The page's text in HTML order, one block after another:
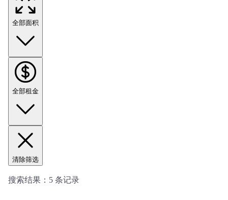
全部面积
全部租金
清除筛选
搜索结果： 5 条记录